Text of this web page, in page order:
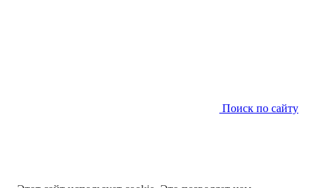
Поиск по сайту